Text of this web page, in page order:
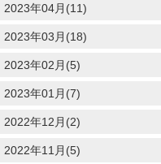
2023年04月(11)
2023年03月(18)
2023年02月(5)
2023年01月(7)
2022年12月(2)
2022年11月(5)